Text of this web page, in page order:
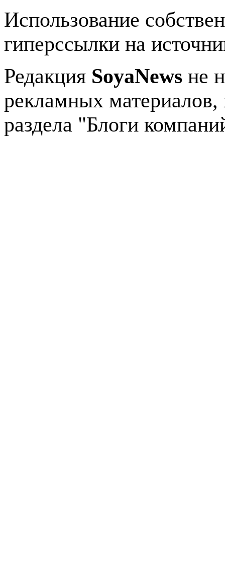
Использование
гиперссылки на
Редакция SoyaNews не
рекламных
раздела "Блоги